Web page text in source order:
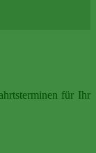
für Ihr